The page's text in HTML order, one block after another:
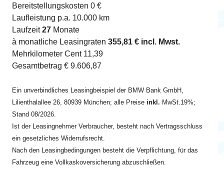
Bereitstellungskosten 0 €
Laufleistung p.a. 10.000 km
Laufzeit27 Monate
à monatliche Leasingraten 355,81 € incl. Mwst.
Mehrkilometer Cent 11,39
Gesamtbetrag € 9.606,87
Ein unverbindliches Leasingbeispiel der BMW Bank GmbH,
Lilienthalallee 26, 80939 München; alle Preise inkl. MwSt.19%;
Stand 08/2026.
Ist der Leasingnehmer Verbraucher, besteht nach Vertragsschluss
ein gesetzliches Widerrufsrecht.
Nach den Leasingbedingungen besteht die Verpflichtung, für das
Fahrzeug eine Vollkaskoversicherung abzuschließen.